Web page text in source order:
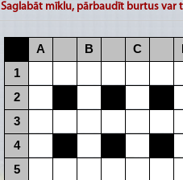
Saglabāt mīklu, pārbaudīt burtus var
A B C
1
2
3
4
5